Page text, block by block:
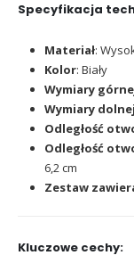
Specyfikacja
Materiał:
Kolor: Biały
Wymiary
Wymiary
Odległość
Odległość
6,2 cm
Zestaw
Kluczowe cechy: